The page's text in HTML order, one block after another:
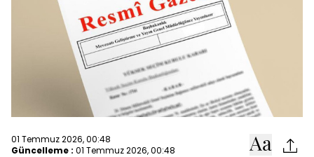
01 Temmuz 2026, 00:48
Güncelleme : 01 Temmuz 2026, 00:48